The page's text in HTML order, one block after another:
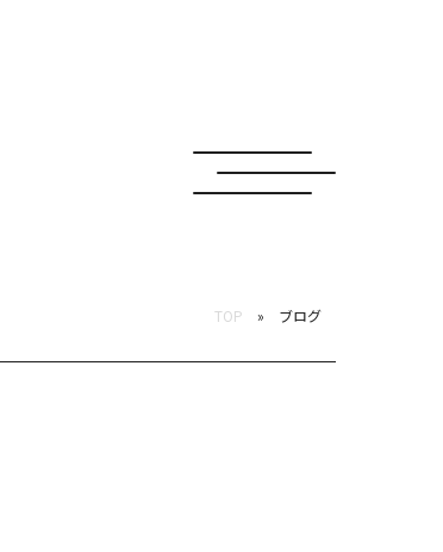
TOP ブログ